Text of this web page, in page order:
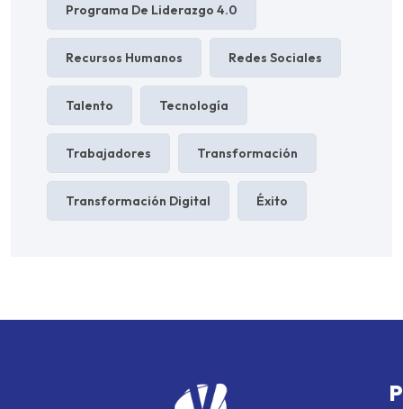
Programa De Liderazgo 4.0
Recursos Humanos Redes Sociales
Talento Tecnología
Trabajadores Transformación
Transformación Digital Éxito